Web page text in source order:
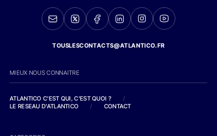
TOUSLESCONTACTS@ATLANTICO.FR
MIEUX NOUS CONNAITRE
ATLANTICO C'EST QUI, C'EST QUOI ?
/
LE RESEAU D'ATLANTICO
/ CONTACT